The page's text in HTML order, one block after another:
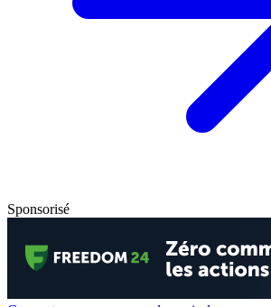
Sponsorisé